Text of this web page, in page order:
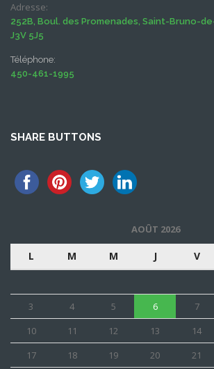
Adresse:
252B, Boul. des Promenades, Saint-Bruno-
J3V 5J5
Téléphone:
450-461-1995
SHARE BUTTONS
AOÛT 2026
L M M J V
3
4 5 6 7
10
11 12 13 14
17
18 19 20 21